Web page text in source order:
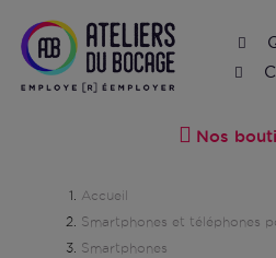
Nos
Accueil
Smartphones et téléphones
Smartphones